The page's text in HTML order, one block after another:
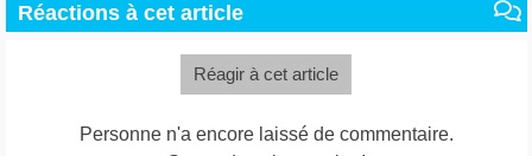
Réactions à cet article
Réagir à cet article
Personne n'a encore laissé de commentaire.